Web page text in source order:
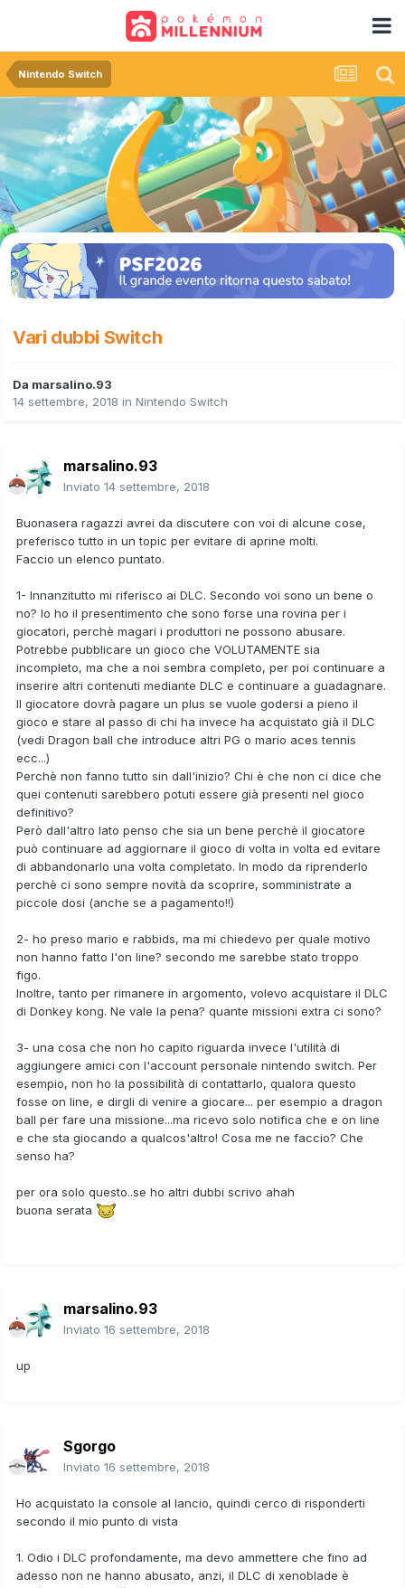
Nintendo Switch
Vari dubbi Switch
Da marsalino.93
14 settembre, 2018 in Nintendo Switch
marsalino.93
Inviato 14 settembre, 2018
Buonasera ragazzi avrei da discutere con voi di alcune cose,
preferisco tutto in un topic per evitare di aprine molti.
Faccio un elenco puntato.
1- Innanzitutto mi riferisco ai DLC. Secondo voi sono un bene o
no? Io ho il presentimento che sono forse una rovina per i
giocatori, perchè magari i produttori ne possono abusare.
Potrebbe pubblicare un gioco che VOLUTAMENTE sia
incompleto, ma che a noi sembra completo, per poi continuare a
inserire altri contenuti mediante DLC e continuare a guadagnare.
Il giocatore dovrà pagare un plus se vuole godersi a pieno il
gioco e stare al passo di chi ha invece ha acquistato già il DLC
(vedi Dragon ball che introduce altri PG o mario aces tennis
ecc...)
Perchè non fanno tutto sin dall'inizio? Chi è che non ci dice che
quei contenuti sarebbero potuti essere già presenti nel gioco
definitivo?
Però dall'altro lato penso che sia un bene perchè il giocatore
può continuare ad aggiornare il gioco di volta in volta ed evitare
di abbandonarlo una volta completato. In modo da riprenderlo
perchè ci sono sempre novità da scoprire, somministrate a
piccole dosi (anche se a pagamento!!)
2- ho preso mario e rabbids, ma mi chiedevo per quale motivo
non hanno fatto l'on line? secondo me sarebbe stato troppo
figo.
Inoltre, tanto per rimanere in argomento, volevo acquistare il DLC
di Donkey kong. Ne vale la pena? quante missioni extra ci sono?
3- una cosa che non ho capito riguarda invece l'utilità di
aggiungere amici con l'account personale nintendo switch. Per
esempio, non ho la possibilità di contattarlo, qualora questo
fosse on line, e dirgli di venire a giocare... per esempio a dragon
ball per fare una missione...ma ricevo solo notifica che e on line
e che sta giocando a qualcos'altro! Cosa me ne faccio? Che
senso ha?
per ora solo questo..se ho altri dubbi scrivo ahah
buona serata
marsalino.93
Inviato 16 settembre, 2018
up
Sgorgo
Inviato 16 settembre, 2018
Ho acquistato la console al lancio, quindi cerco di risponderti
secondo il mio punto di vista
1. Odio i DLC profondamente, ma devo ammettere che fino ad
adesso non ne hanno abusato, anzi, il DLC di xenoblade è